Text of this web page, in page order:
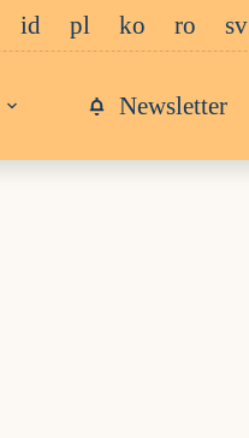
id pl ko ro sv
Newsletter